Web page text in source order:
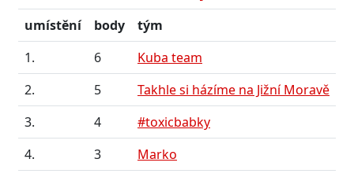
umístění
body
tým
1.
6
Kuba team
2.
5
Takhle si házíme na Jižní Moravě
3.
4
#toxicbabky
4.
3 Marko